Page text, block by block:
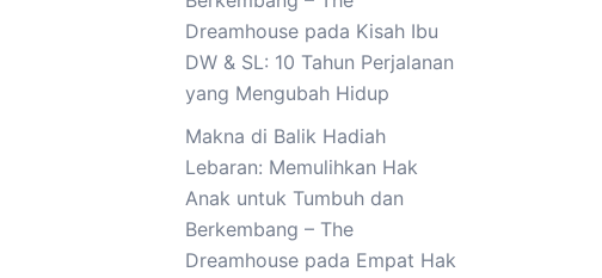
Dreamhousepada Kisah Ibu
DW & SL: 10 Tahun Perjalanan
yang Mengubah Hidup
Makna di Balik Hadiah
Lebaran: Memulihkan Hak
Anak untuk Tumbuh dan
Berkembang – The
Dreamhousepada Empat Hak